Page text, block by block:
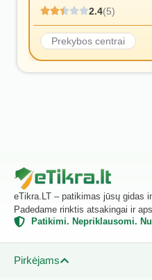
2.4(5)
Prekybos centrai
eTikra.LT – patikimas jūsų gidas
Padedame rinktis atsakingai ir
Patikimi. Nepriklausomi.
Pirkėjams